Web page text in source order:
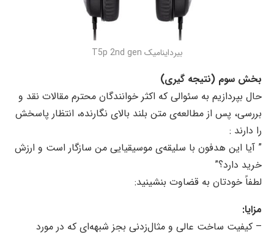
بیرداینامیک T5p 2nd gen
بخش سوم (نتیجه گیری)
حال بپردازیم به سئوالی که اکثر خوانندگان محترم مقالات نقد و
بررسی، پس از مطالعه‌ی متن بلند بالای نگارنده، انتظار پاسخش
را دارند :
” آیا این هدفون با سلیقه‌ی موسیقیایی من سازگار است و ارزش
خرید دارد؟”
لطفاً خودتان به قضاوت بنشینید:
مزایا:
– کیفیت ساخت عالی و مثال‌زدنی بجز شبهه‌ای که در مورد